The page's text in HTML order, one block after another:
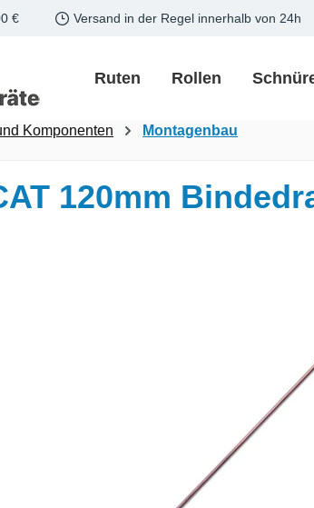
€ Versand in der Regel innerhalb von 24h
Ruten Rollen
Komponenten Montagenbau
120mm